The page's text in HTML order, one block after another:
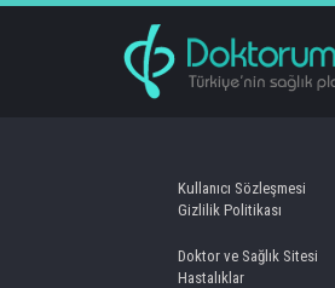
Kullanıcı Sözleşmesi
Gizlilik Politikası
Doktor ve Sağlık Sitesi
Hastalıklar